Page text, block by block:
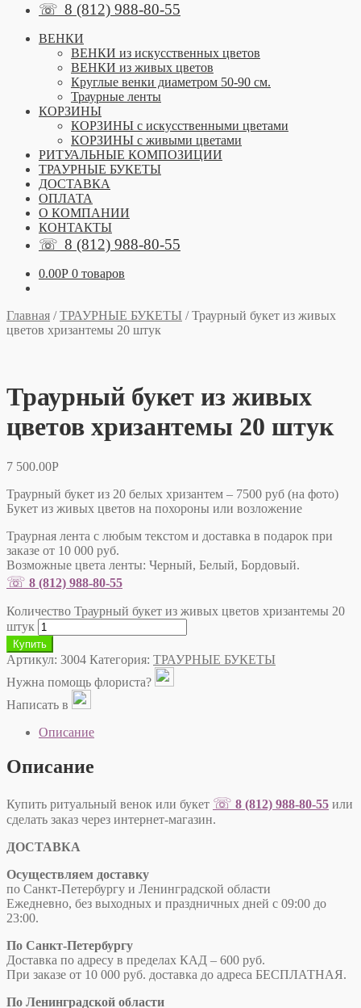
☏ 8 (812) 988-80-55
ВЕНКИ
ВЕНКИ из искусственных цветов
ВЕНКИ из живых цветов
Круглые венки диаметром 50-90 см.
Траурные ленты
КОРЗИНЫ
КОРЗИНЫ с искусственными цветами
КОРЗИНЫ с живыми цветами
РИТУАЛЬНЫЕ КОМПОЗИЦИИ
ТРАУРНЫЕ БУКЕТЫ
ДОСТАВКА
ОПЛАТА
О КОМПАНИИ
КОНТАКТЫ
☏ 8 (812) 988-80-55
0.00Р 0 товаров
Главная /ТРАУРНЫЕ БУКЕТЫ /Траурный букет из живых
цветов хризантемы 20 штук
Траурный букет из живых
цветов хризантемы 20 штук
7 500.00Р
Траурный букет из 20 белых хризантем – 7500 руб (на фото)
Букет из живых цветов на похороны или возложение
Траурная лента с любым текстом и доставка в подарок при
заказе от 10 000 руб.
Возможные цвета ленты: Черный, Белый, Бордовый.
☏ 8 (812) 988-80-55
Количество Траурный букет из живых цветов хризантемы 20
штук
Купить
Артикул: 3004 Категория: ТРАУРНЫЕ БУКЕТЫ
Нужна помощь флориста?
Написать в
Описание
Описание
Купить ритуальный венок или букет ☏ 8 (812) 988-80-55 или
сделать заказ через интернет-магазин.
ДОСТАВКА
Осуществляем доставку
по Санкт-Петербургу и Ленинградской области
Ежедневно, без выходных и праздничных дней с 09:00 до
23:00.
По Санкт-Петербургу
Доставка по адресу в пределах КАД – 600 руб.
При заказе от 10 000 руб. доставка до адреса БЕСПЛАТНАЯ.
По Ленинградской области